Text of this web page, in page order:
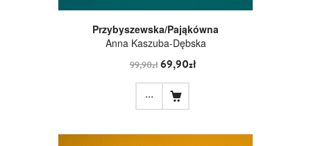
Przybyszewska/Pająkówna
Anna Kaszuba-Dębska
99,90zł69,90zł
...